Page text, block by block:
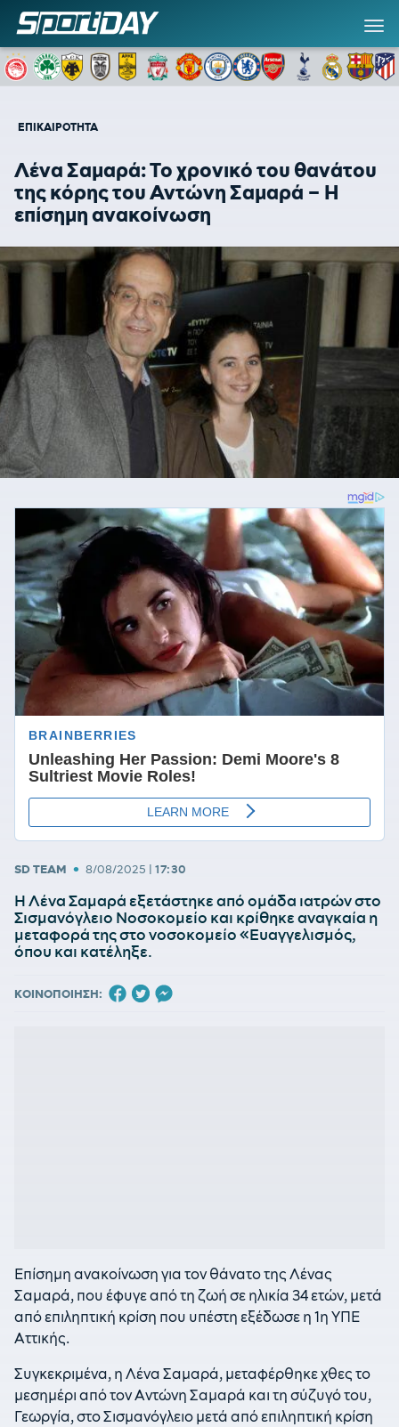
ΕΠΙΚΑΙΡΟΤΗΤΑ
Λένα Σαμαρά: Το χρονικό του θανάτου
της κόρης του Αντώνη Σαμαρά – Η
επίσημη ανακοίνωση
SD TEAM • 8/08/2025 | 17:30
Η Λένα Σαμαρά εξετάστηκε από ομάδα ιατρών στο
Σισμανόγλειο Νοσοκομείο και κρίθηκε αναγκαία η
μεταφορά της στο νοσοκομείο «Ευαγγελισμός,
όπου και κατέληξε.
ΚΟΙΝΟΠΟΙΗΣΗ:
Επίσημη ανακοίνωση για τον θάνατο της Λένας
Σαμαρά, που έφυγε από τη ζωή σε ηλικία 34 ετών, μετά
από επιληπτική κρίση που υπέστη εξέδωσε η 1η ΥΠΕ
Αττικής.
Συγκεκριμένα, η Λένα Σαμαρά, μεταφέρθηκε χθες το
μεσημέρι από τον Αντώνη Σαμαρά και τη σύζυγό του,
Γεωργία, στο Σισμανόγλειο μετά από επιληπτική κρίση